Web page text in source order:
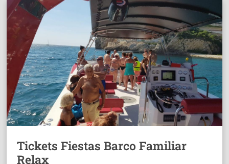
Tickets Fiestas Barco Familiar
Relax